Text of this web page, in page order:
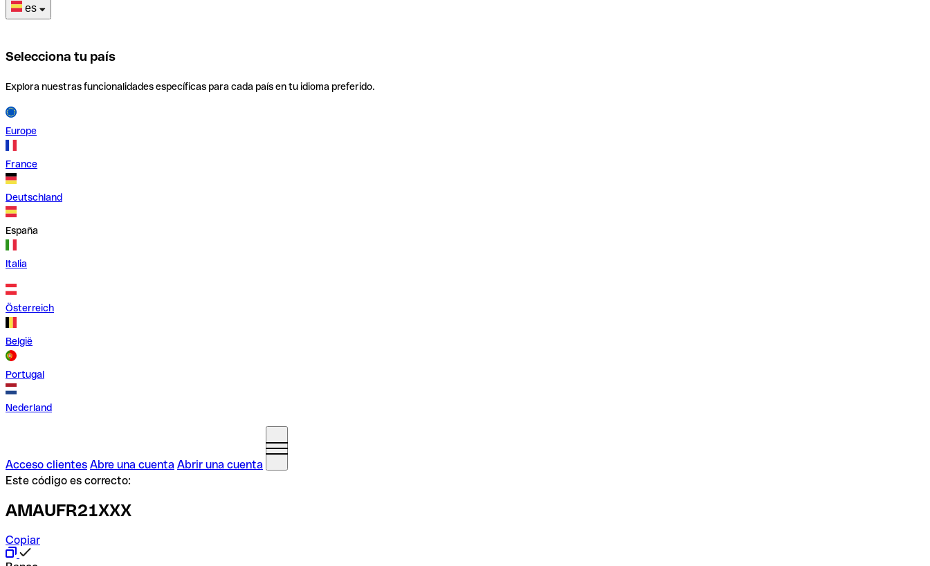
es
Selecciona tu país
Explora nuestras funcionalidades específicas para cada país en tu idioma preferido.
Europe
France
Deutschland
España
Italia
Österreich
België
Portugal
Nederland
Acceso clientes Abre una cuenta Abrir una cuenta
Este código es correcto:
AMAUFR21XXX
Copiar